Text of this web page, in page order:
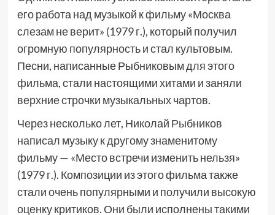
его работа над музыкой к фильму «Москва
слезам не верит» (1979 г.), который получил
огромную популярность и стал культовым.
Песни, написанные Рыбниковым для этого
фильма, стали настоящими хитами и заняли
верхние строчки музыкальных чартов.
Через несколько лет, Николай Рыбников
написал музыку к другому знаменитому
фильму — «Место встречи изменить нельзя»
(1979 г.). Композиции из этого фильма также
стали очень популярными и получили высокую
оценку критиков. Они были исполнены такими